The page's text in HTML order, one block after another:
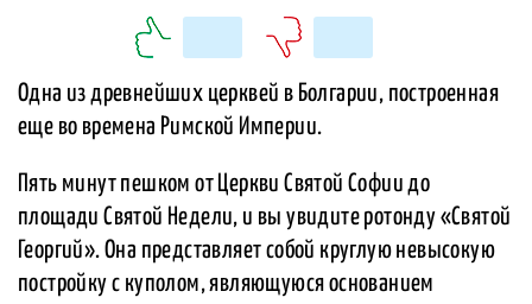
Одна из древнейших церквей в Болгарии, построенная
еще во времена Римской Империи.
Пять минут пешком от Церкви Святой Софии до
площади Святой Недели, и вы увидите ротонду «Святой
Георгий». Она представляет собой круглую невысокую
постройку с куполом, являющуюся основанием